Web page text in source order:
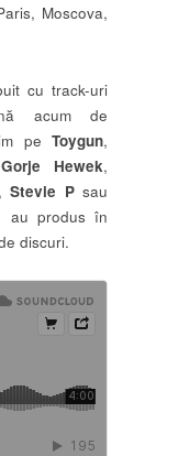
Moscova,
cu track-uri
acum de
pe Toygun,
Gorje Hewek,
Stevie Psau
au produs în
discuri.